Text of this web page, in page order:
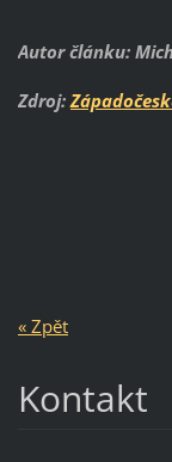
Autor článku:
Zdroj:
« Zpět
Kontakt